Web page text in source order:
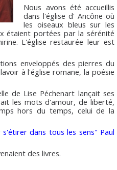
Nous avons été accueillis
dans l'église d' Ancône où
les oiseaux bleus sur les
étaient portées par la sérénité
L'église restaurée leur est
enveloppés des pierres du
à l'église romane, la poésie
de Lise Péchenart lançait ses
les mots d'amour, de liberté,
hors du temps, celui de la
dans tous les sens" Paul
des livres.